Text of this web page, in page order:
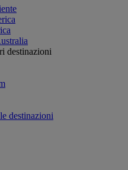
destinazioni
destinazioni